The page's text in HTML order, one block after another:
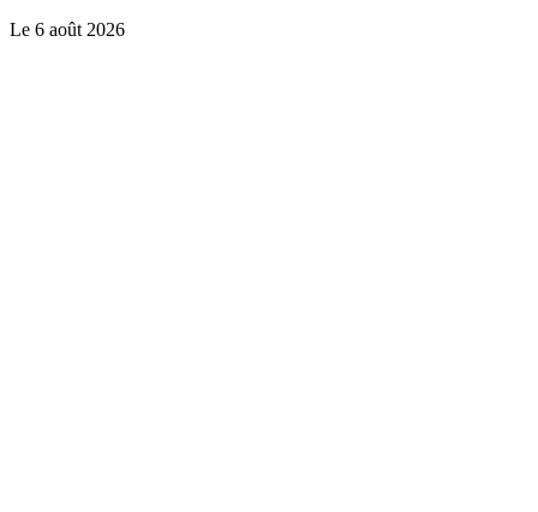
Le 6 août 2026